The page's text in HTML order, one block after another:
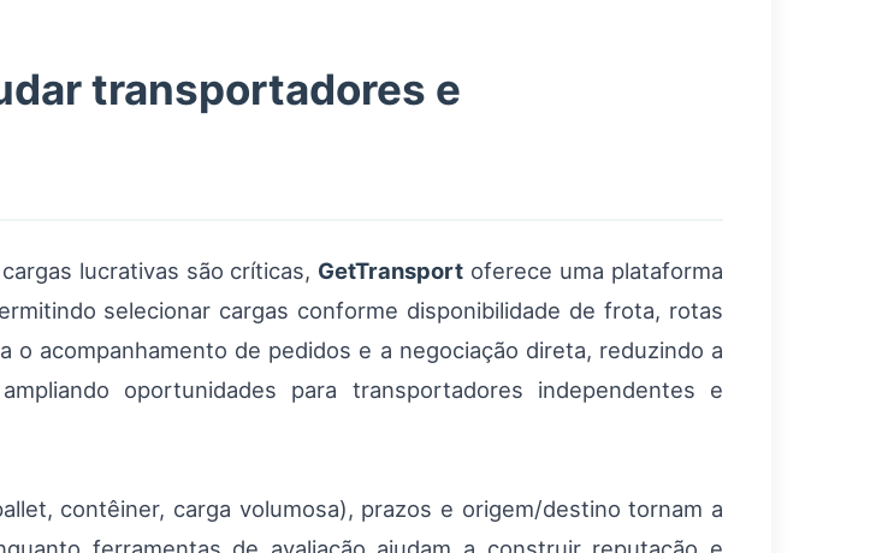
transportadores e
lucrativas são críticas, GetTransport oferece uma plataforma
selecionar cargas conforme disponibilidade de frota, rotas
acompanhamento de pedidos e a negociação direta, reduzindo a
oportunidades para transportadores independentes e
contêiner, carga volumosa), prazos e origem/destino tornam a